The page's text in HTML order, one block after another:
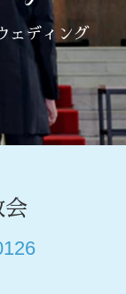
ェディング
会